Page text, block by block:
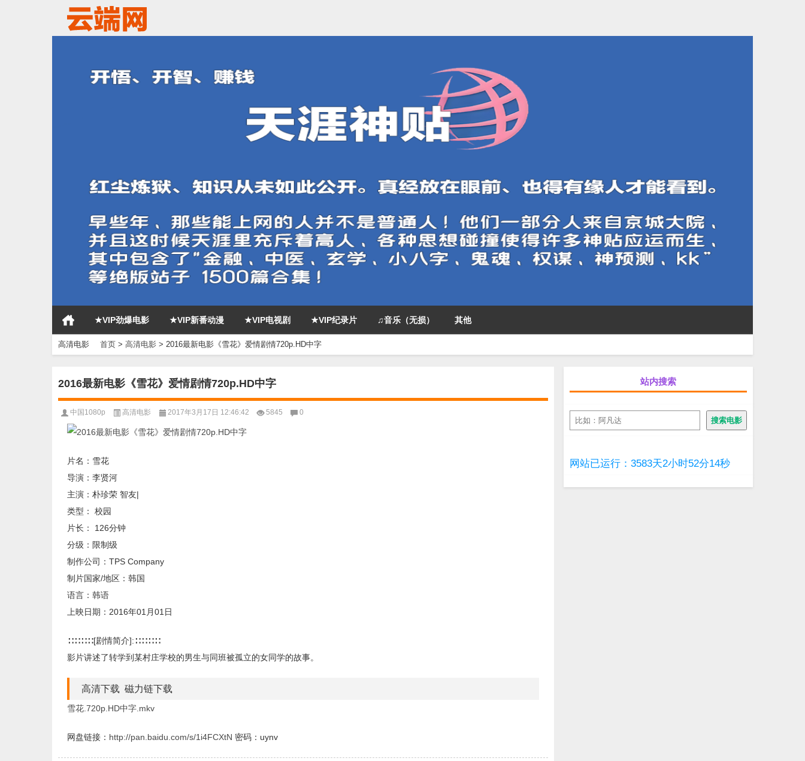
★VIP劲爆电影 ★VIP新番动漫 ★VIP电视剧 ★VIP纪录片 ♫音乐（无损） 其他
高清电影 首页 > 高清电影 > 2016最新电影《雪花》爱情剧情720p.HD中字
站内搜索
搜
索
搜索电影
网站已运行：3583天2小时52分14秒
2016最新电影《雪花》爱情剧情720p.HD中字
中国1080p 高清电影 2017年3月17日 12:46:42 5845 0
片名：雪花
导演：李贤河
主演：朴珍荣 智友|
类型： 校园
片长： 126分钟
分级：限制级
制作公司：TPS Company
制片国家/地区：韩国
语言：韩语
上映日期：2016年01月01日
∷∷∷∷[剧情简介]:∷∷∷∷
影片讲述了转学到某村庄学校的男生与同班被孤立的女同学的故事。
高清下载 磁力链下载
雪花.720p.HD中字.mkv
网盘链接： http://pan.baidu.com/s/1i4FCXtN 密码：uynv